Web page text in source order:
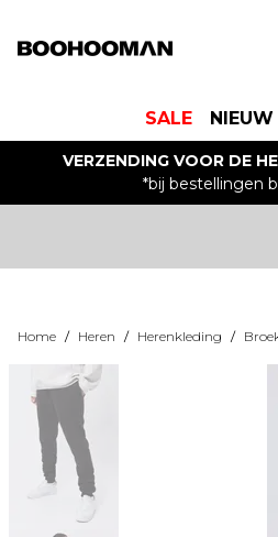
SALE NIEUW
VERZENDING VOOR DE
*bij bestellingen
Home / Heren / Herenkleding /